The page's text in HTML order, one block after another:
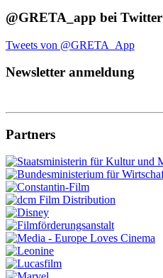
@GRETA_app bei Twitter
Tweets von @GRETA_App
Newsletter anmeldung
Partners